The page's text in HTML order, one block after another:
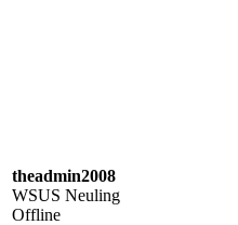
theadmin2008
WSUS Neuling
Offline